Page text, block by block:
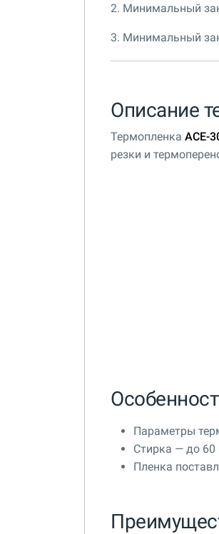
2. Минимальный
3. Минимальный
Описание
Термопленка ACE-
резки и
Параметры
Стирка — до 60
Пленка